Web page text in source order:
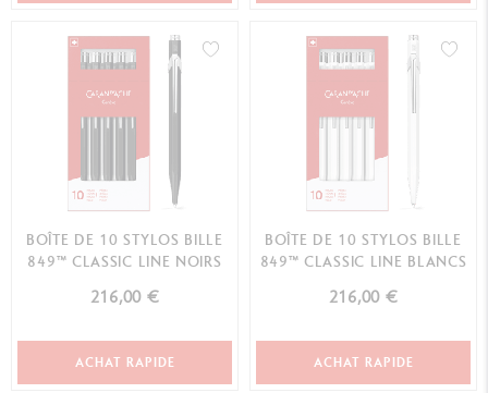
BOÎTE DE 10 STYLOS BILLE
849™ CLASSIC LINE NOIRS
216,00 €
ACHAT RAPIDE
BOÎTE DE 10 STYLOS BILLE
849™ CLASSIC LINE BLANCS
216,00 €
ACHAT RAPIDE